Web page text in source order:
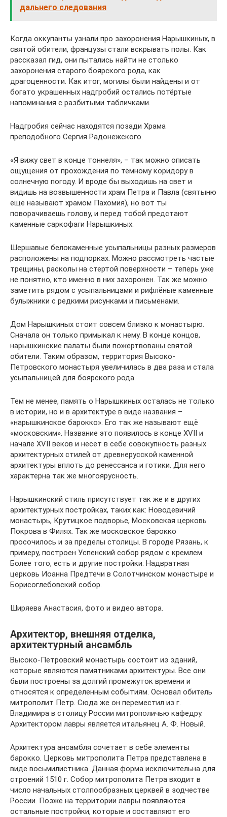
дальнего следования
Когда оккупанты узнали про захоронения Нарышкиных, в
святой обители, французы стали вскрывать полы. Как
рассказал гид, они пытались найти не столько
захоронения старого боярского рода, как
драгоценности. Как итог, могилы были найдены и от
богато украшенных надгробий остались потёртые
напоминания с разбитыми табличками.
Надгробия сейчас находятся позади Храма
преподобного Сергия Радонежского.
«Я вижу свет в конце тоннеля», – так можно описать
ощущения от прохождения по тёмному коридору в
солнечную погоду. И вроде бы выходишь на свет и
видишь на возвышенности храм Петра и Павла (святыню
еще называют храмом Пахомия), но вот ты
поворачиваешь голову, и перед тобой предстают
каменные саркофаги Нарышкиных.
Шершавые белокаменные усыпальницы разных размеров
расположены на подпорках. Можно рассмотреть частые
трещины, расколы на стертой поверхности – теперь уже
не понятно, кто именно в них захоронен. Так же можно
заметить рядом с усыпальницами и рифлёные каменные
булыжники с редкими рисунками и письменами.
Дом Нарышкиных стоит совсем близко к монастырю.
Сначала он только примыкал к нему. В конце концов,
нарышкинские палаты были пожертвованы святой
обители. Таким образом, территория Высоко-
Петровского монастыря увеличилась в два раза и стала
усыпальницей для боярского рода.
Тем не менее, память о Нарышкиных осталась не только
в истории, но и в архитектуре в виде названия –
«нарышкинское барокко». Его так же называют ещё
«московским». Название это появилось в конце XVII и
начале XVII веков и несет в себе совокупность разных
архитектурных стилей от древнерусской каменной
архитектуры вплоть до ренессанса и готики. Для него
характерна так же многоярусность.
Нарышкинский стиль присутствует так же и в других
архитектурных постройках, таких как: Новодевичий
монастырь, Крутицкое подворье, Московская церковь
Покрова в Филях. Так же московское барокко
просочилось и за пределы столицы. В городе Рязань, к
примеру, построен Успенский собор рядом с кремлем.
Более того, есть и другие постройки: Надвратная
церковь Иоанна Предтечи в Солотчинском монастыре и
Борисоглебовский собор.
Ширяева Анастасия, фото и видео автора.
Архитектор, внешняя отделка,
архитектурный ансамбль
Высоко-Петровский монастырь состоит из зданий,
которые являются памятниками архитектуры. Все они
были построены за долгий промежуток времени и
относятся к определенным событиям. Основал обитель
митрополит Петр. Сюда же он переместил из г.
Владимира в столицу России митрополичью кафедру.
Архитектором лавры является итальянец А. Ф. Новый.
Архитектура ансамбля сочетает в себе элементы
барокко. Церковь митрополита Петра представлена в
виде восьмилистника. Данная форма исключительна для
строений 1510 г. Собор митрополита Петра входит в
число начальных столпообразных церквей в зодчестве
России. Позже на территории лавры появляются
остальные постройки, которые и составляют его